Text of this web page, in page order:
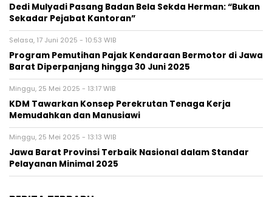
Dedi Mulyadi Pasang Badan Bela Sekda Herman: “Bukan
Sekadar Pejabat Kantoran”
Selasa, 17 Juni 2025 - 10:53 WIB
Program Pemutihan Pajak Kendaraan Bermotor di Jawa
Barat Diperpanjang hingga 30 Juni 2025
Minggu, 25 Mei 2025 - 13:17 WIB
KDM Tawarkan Konsep Perekrutan Tenaga Kerja
Memudahkan dan Manusiawi
Minggu, 25 Mei 2025 - 13:13 WIB
Jawa Barat Provinsi Terbaik Nasional dalam Standar
Pelayanan Minimal 2025